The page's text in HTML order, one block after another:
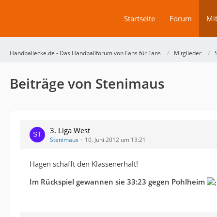
Startseite Forum
Handballecke.de - Das Handballforum von Fans für Fans Mitglieder
Beiträge von Stenimaus
3. Liga West
Stenimaus 10. Juni 2012 um 13:21
Hagen schafft den Klassenerhalt!
Im Rückspiel gewannen sie 33:23 gegen Pohlheim